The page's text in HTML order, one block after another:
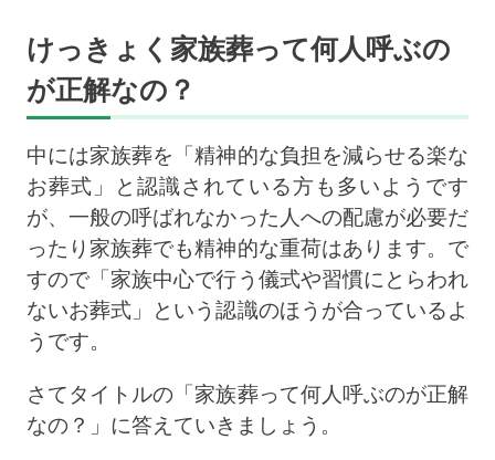
けっきょく家族葬って何人呼ぶの
が正解なの？
中には家族葬を「精神的な負担を減らせる楽な
お葬式」と認識されている方も多いようです
が、一般の呼ばれなかった人への配慮が必要だ
ったり家族葬でも精神的な重荷はあります。で
すので「家族中心で行う儀式や習慣にとらわれ
ないお葬式」という認識のほうが合っているよ
うです。
さてタイトルの「家族葬って何人呼ぶのが正解
なの？」に答えていきましょう。